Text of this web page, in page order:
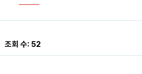
조회 수: 52